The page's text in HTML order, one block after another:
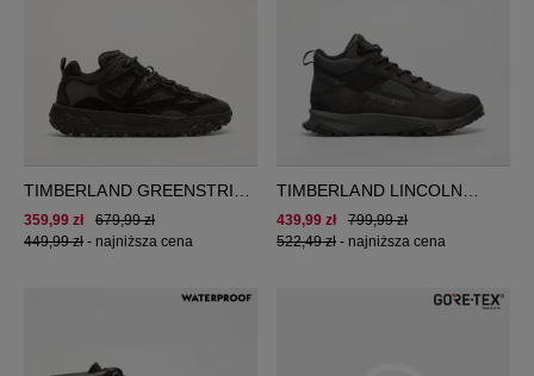
TIMBERLAND GREENSTRIDE
MOTION 6 LOW
679,99 zł
359,99 zł
449,99 zł - najniższa cena
TIMBERLAND LINCOLN
PEAK MID GTX
799,99 zł
439,99 zł
522,49 zł - najniższa cena